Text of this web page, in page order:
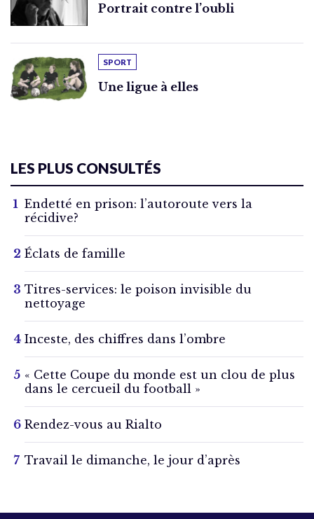
Portrait contre l’oubli
SPORT
Une ligue à elles
LES PLUS CONSULTÉS
Endetté en prison: l’autoroute vers la
récidive?
Éclats de famille
Titres-services: le poison invisible du
nettoyage
Inceste, des chiffres dans l’ombre
« Cette Coupe du monde est un clou de plus
dans le cercueil du football »
Rendez-vous au Rialto
Travail le dimanche, le jour d’après